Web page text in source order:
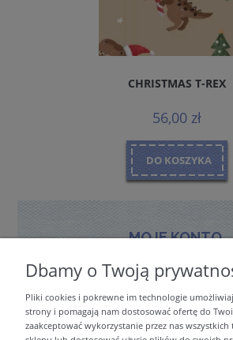
CHRISTMAS T-REX
56,00 zł
DO KOSZYKA
MOJE KONTO
PŁATNOŚCI I
Dbamy o Twoją
Pliki cookies i pokrewne im technologie
strony i pomagają nam dostosować ofertę do
zaakceptować wykorzystanie przez nas